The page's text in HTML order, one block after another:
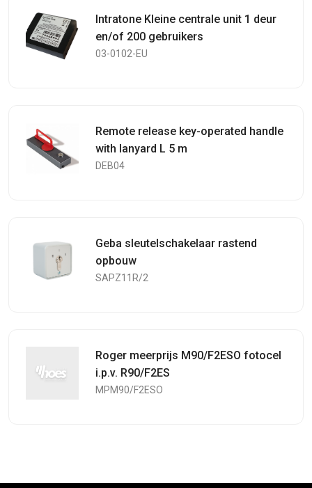
Intratone Kleine centrale unit 1 deur
en/of 200 gebruikers
03-0102-EU
Remote release key-operated handle
with lanyard L 5 m
DEB04
Geba sleutelschakelaar rastend
opbouw
SAPZ11R/2
Roger meerprijs M90/F2ESO fotocel
i.p.v. R90/F2ES
MPM90/F2ESO